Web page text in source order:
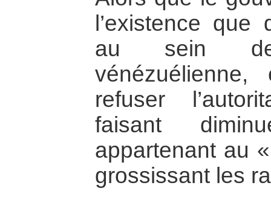
l’existence que
au sein
refuser
faisant
appartenant au
grossissant les